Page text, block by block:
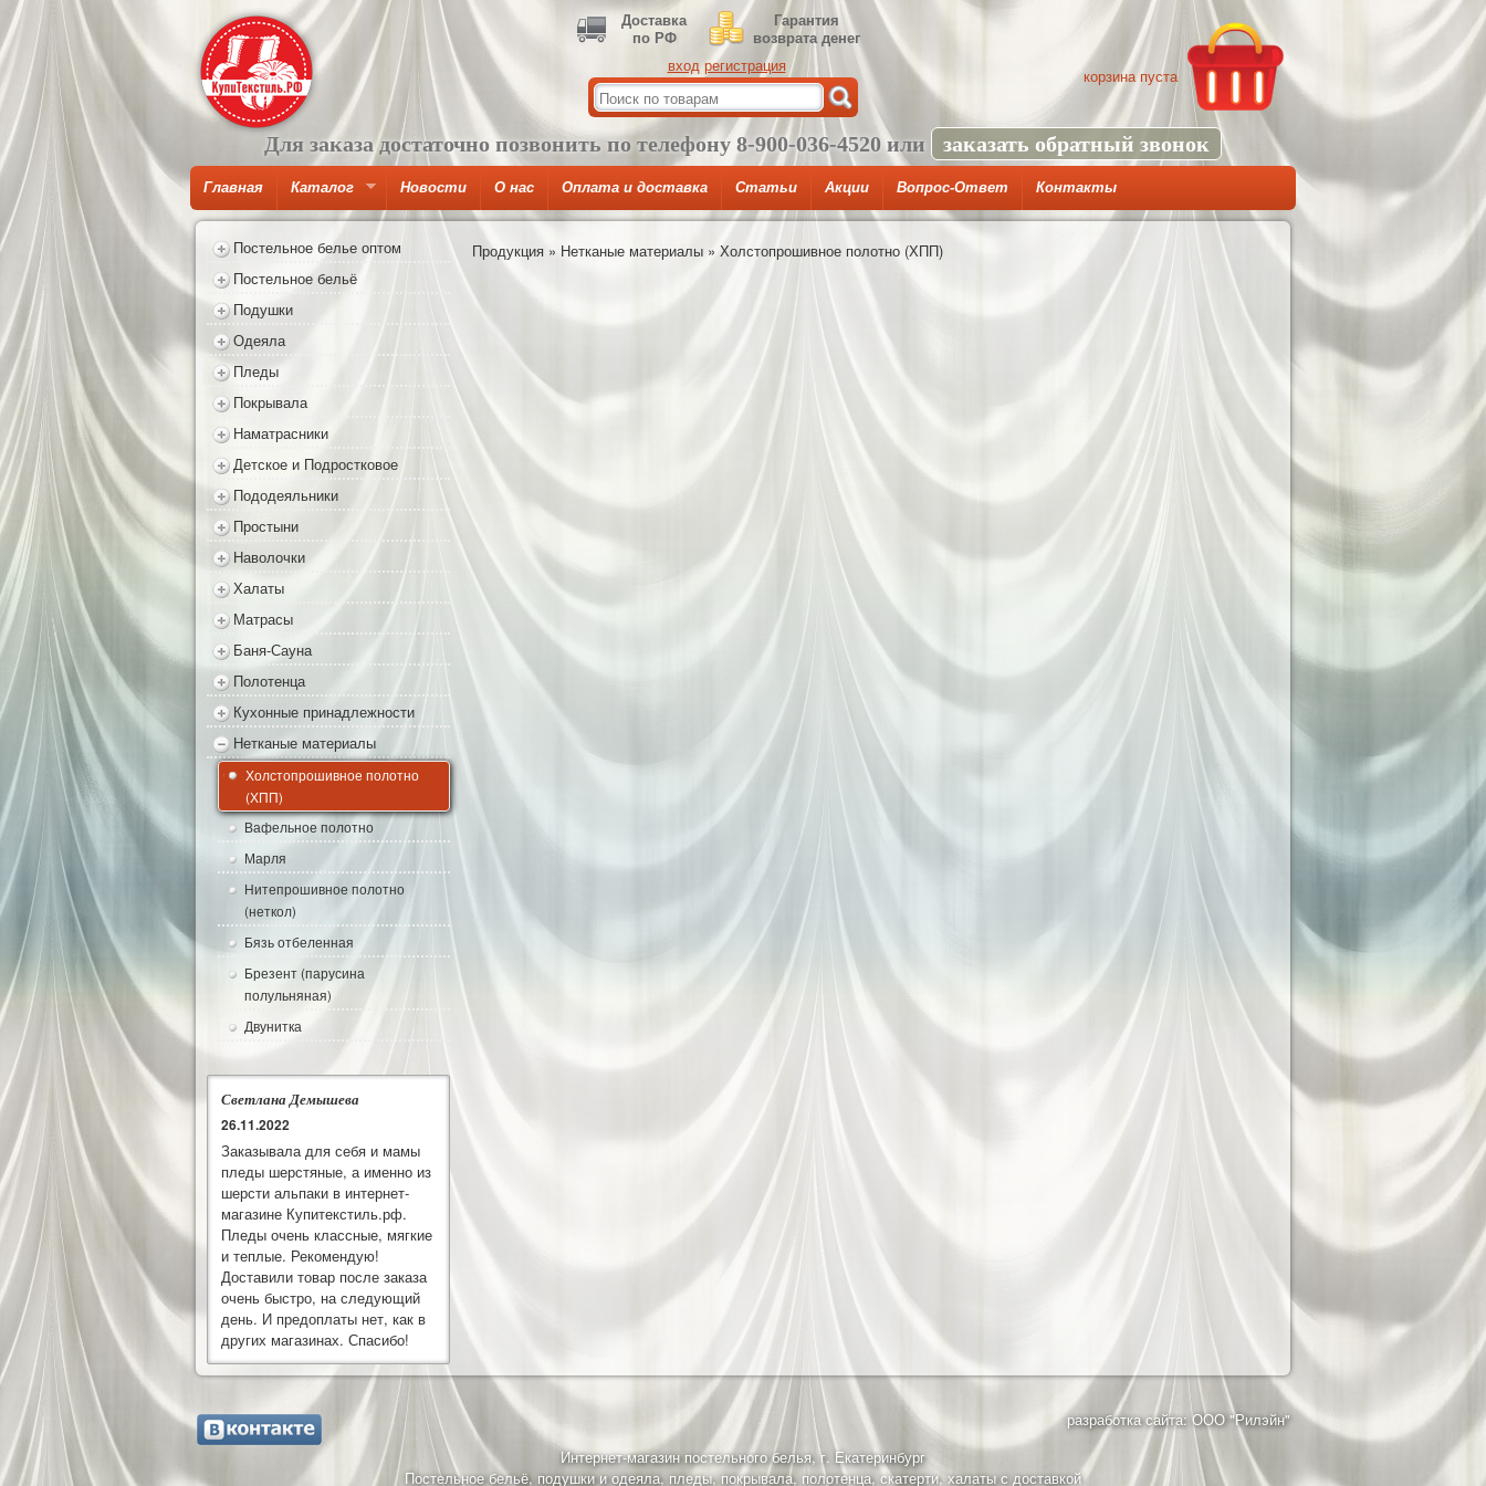
вход регистрация
корзина пуста
Для заказа достаточно позвонить по телефону 8-900-036-4520 или заказать обратный звонок
Доставка
по РФ
Гарантия
возврата денег
Главная Каталог Новости О нас Оплата и доставка Статьи Акции Вопрос-Ответ Контакты
Постельное белье оптом
Постельное бельё
Подушки
Одеяла
Пледы
Покрывала
Наматрасники
Детское и Подростковое
Пододеяльники
Простыни
Наволочки
Халаты
Матрасы
Баня-Сауна
Полотенца
Кухонные принадлежности
Нетканые материалы
Холстопрошивное полотно
(ХПП)
Вафельное полотно
Марля
Нитепрошивное полотно
(неткол)
Бязь отбеленная
Брезент (парусина
полульняная)
Двунитка
Светлана Демышева
26.11.2022
Заказывала для себя и мамы
пледы шерстяные, а именно из
шерсти альпаки в интернет-
магазине Купитекстиль.рф.
Пледы очень классные, мягкие
и теплые. Рекомендую!
Доставили товар после заказа
очень быстро, на следующий
день. И предоплаты нет, как в
других магазинах. Спасибо!
Продукция » Нетканые материалы » Холстопрошивное полотно (ХПП)
разработка сайта: ООО "Рилэйн"
Интернет-магазин постельного белья, г. Екатеринбург
Постельное бельё, подушки и одеяла, пледы, покрывала, полотенца, скатерти, халаты с доставкой